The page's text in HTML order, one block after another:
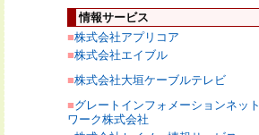
情報サービス
■株式会社アプリコア
■株式会社エイブル
■株式会社大垣ケーブルテレビ
■グレートインフォメーションネット
ワーク株式会社